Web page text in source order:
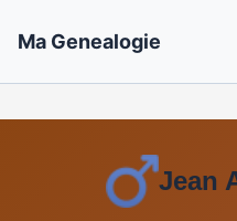
Ma Genealogie
Jean